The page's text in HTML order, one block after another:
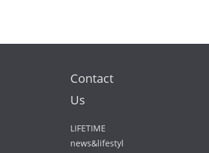
Contact
Us
LIFETIME
news&lifestyl